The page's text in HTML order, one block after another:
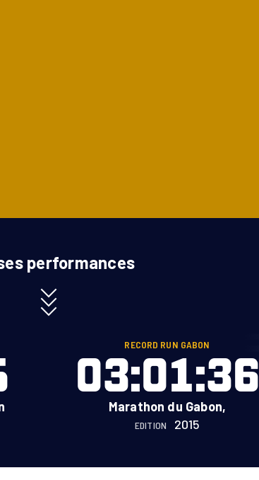
performances
RECORD RUN GABON
03:01:36
Marathon du Gabon,
EDITION 2015